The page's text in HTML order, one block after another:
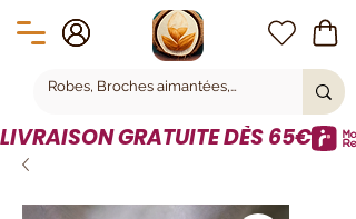
LIVRAISON GRATUITE DÈS 65€